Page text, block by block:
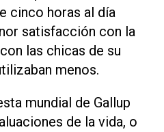
cinco horas al día
satisfacción con la
las chicas de su
menos.
mundial de Gallup
de la vida, o